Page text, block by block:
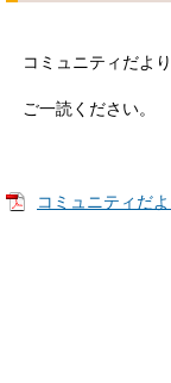
コミュニティだより
ご一読ください。
コミュニティだ